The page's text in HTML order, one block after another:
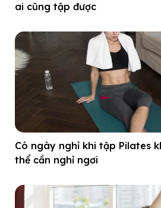
ai cũng tập được
Có ngày nghỉ khi tập Pilates
thể cần nghỉ ngơi